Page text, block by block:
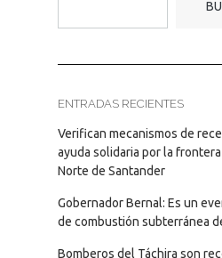
ENTRADAS RECIENTES
Verifican mecanismos de
ayuda solidaria por la frontera
Norte de Santander
Gobernador Bernal: Es un
de combustión subterránea
Bomberos del Táchira son